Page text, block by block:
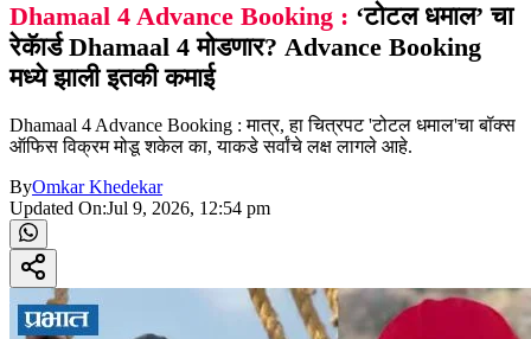
Dhamaal 4 Advance Booking : ‘टोटल धमाल’ चा
रेकॅार्ड Dhamaal 4 मोडणार? Advance Booking
मध्ये झाली इतकी कमाई
Dhamaal 4 Advance Booking : मात्र, हा चित्रपट 'टोटल धमाल'चा बॉक्स
ऑफिस विक्रम मोडू शकेल का, याकडे सर्वांचे लक्ष लागले आहे.
ByOmkar Khedekar
Updated On:Jul 9, 2026, 12:54 pm